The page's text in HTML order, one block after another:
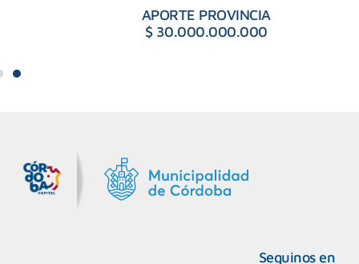
APORTE PROVINCIA
$ 30.000.000.000
Seguinos en